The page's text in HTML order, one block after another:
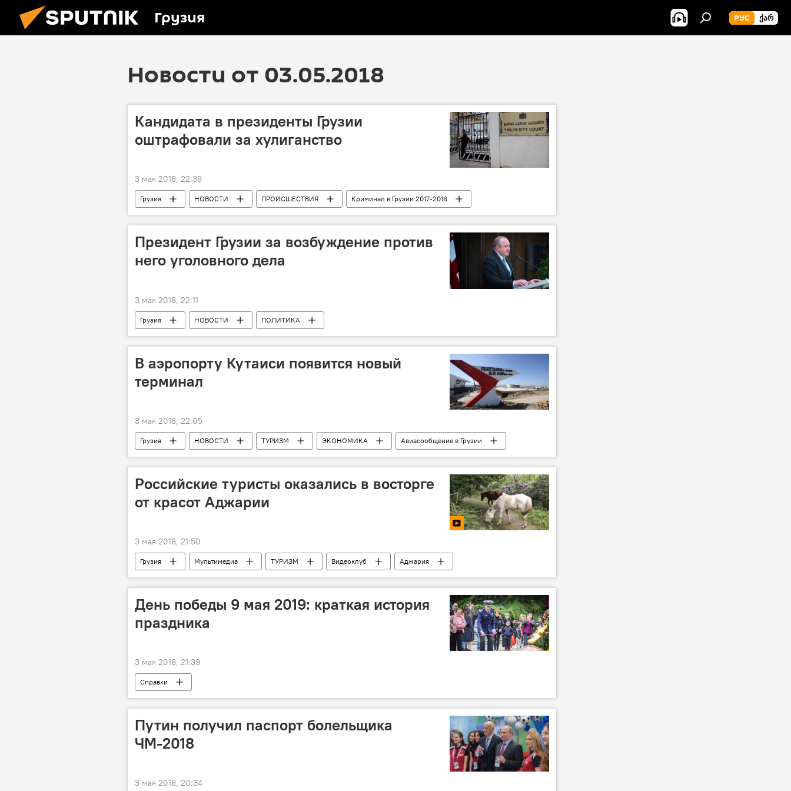
Грузия РУС ᲥᲐᲠ
Новости от 03.05.2018
Кандидата в президенты Грузии
оштрафовали за хулиганство
3 мая 2018, 22:39
Грузия НОВОСТИ ПРОИСШЕСТВИЯ
Криминал в Грузии 2017-2018
Зураб Джапаридзе
Партия "Гирчи"
Тбилисский городской суд
Президент Грузии за возбуждение против
него уголовного дела
3 мая 2018, 22:11
Грузия НОВОСТИ
ПОЛИТИКА
Противостояние в политических верхах Грузии 2020
Георгий Маргвелашвили
В аэропорту Кутаиси появится новый
терминал
3 мая 2018, 22:05
Грузия НОВОСТИ ТУРИЗМ ЭКОНОМИКА
Авиасообщение в Грузии
Кутаиси
Аэропорт Кутаиси
Российские туристы оказались в восторге
от красот Аджарии
3 мая 2018, 21:50
Грузия Мультимедиа ТУРИЗМ Видеоклуб
Аджария
Национальный парк Мтирала
День победы 9 мая 2019: краткая история
праздника
3 мая 2018, 21:39
Справки
Путин получил паспорт болельщика
ЧМ-2018
3 мая 2018, 20:34